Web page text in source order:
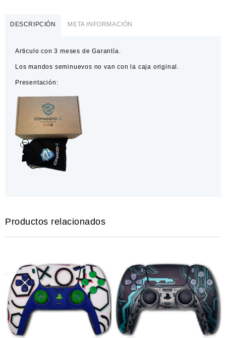
TMR
DESCRIPCIÓN META INFORMACIÓN
Articulo con 3 meses de Garantía.
Los mandos seminuevos no van con la caja original.
Presentación:
Productos relacionados